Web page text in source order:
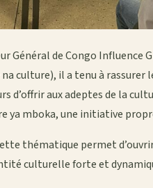
Général de Congo Influence
culture), il a tenu à rassurer
aux adeptes de la
ya mboka, une initiative
thématique permet
culturelle forte et